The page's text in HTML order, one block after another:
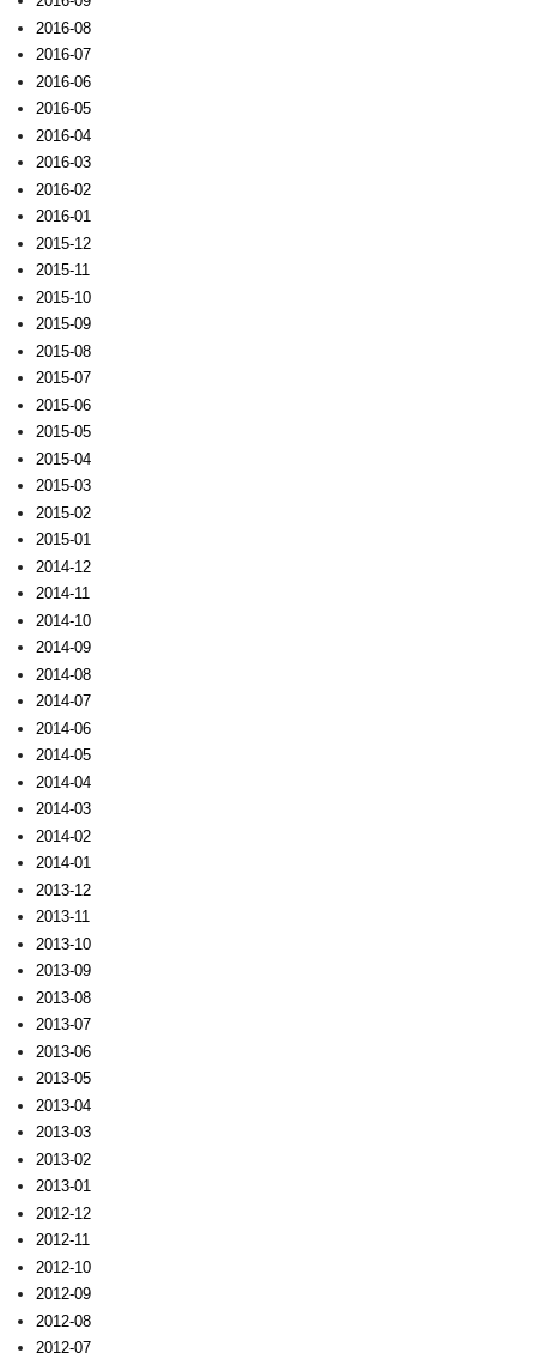
2016-08
2016-07
2016-06
2016-05
2016-04
2016-03
2016-02
2016-01
2015-12
2015-11
2015-10
2015-09
2015-08
2015-07
2015-06
2015-05
2015-04
2015-03
2015-02
2015-01
2014-12
2014-11
2014-10
2014-09
2014-08
2014-07
2014-06
2014-05
2014-04
2014-03
2014-02
2014-01
2013-12
2013-11
2013-10
2013-09
2013-08
2013-07
2013-06
2013-05
2013-04
2013-03
2013-02
2013-01
2012-12
2012-11
2012-10
2012-09
2012-08
2012-07